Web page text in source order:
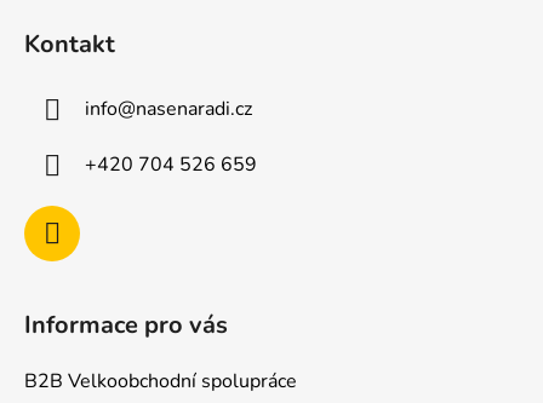
Kontakt
info@nasenaradi.cz
+420 704 526 659
Informace pro vás
B2B Velkoobchodní spolupráce